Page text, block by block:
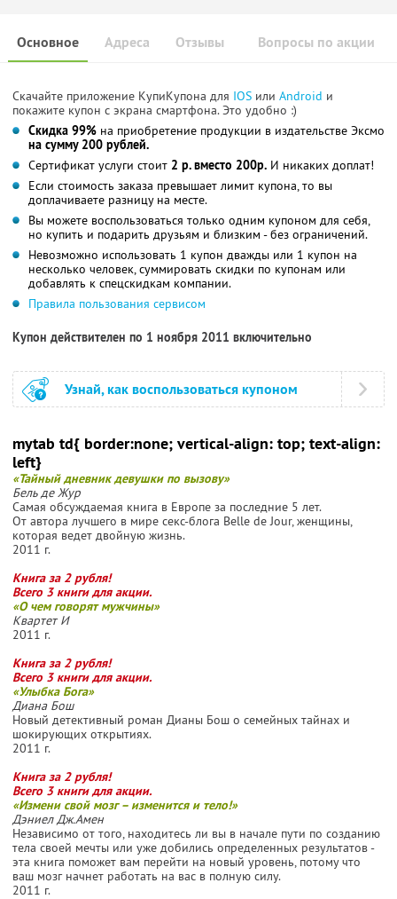
Основное Отзывы Вопросы по акции
Адреса
Скачайте приложение КупиКупона для IOS или Android и
покажите купон с экрана смартфона. Это удобно :)
Скидка 99% на приобретение продукции в издательстве Эксмо
на сумму 200 рублей.
Сертификат услуги стоит 2 р. вместо 200р. И никаких доплат!
Если стоимость заказа превышает лимит купона, то вы
доплачиваете разницу на месте.
Вы можете воспользоваться только одним купоном для себя,
но купить и подарить друзьям и близким - без ограничений.
Невозможно использовать 1 купон дважды или 1 купон на
несколько человек, суммировать скидки по купонам или
добавлять к спецскидкам компании.
Правила пользования сервисом
Купон действителен по 1 ноября 2011 включительно
Узнай, как воспользоваться купоном
mytab td{ border:none; vertical-align: top; text-align:
left}
«Тайный дневник девушки по вызову»
Бель де Жур
Самая обсуждаемая книга в Европе за последние 5 лет.
От автора лучшего в мире секс-блога Belle de Jour, женщины,
которая ведет двойную жизнь.
2011 г.
Книга за 2 рубля!
Всего 3 книги для акции.
«О чем говорят мужчины»
Квартет И
2011 г.
Книга за 2 рубля!
Всего 3 книги для акции.
«Улыбка Бога»
Диана Бош
Новый детективный роман Дианы Бош о семейных тайнах и
шокирующих открытиях.
2011 г.
Книга за 2 рубля!
Всего 3 книги для акции.
«Измени свой мозг – изменится и тело!»
Дэниел Дж.Амен
Независимо от того, находитесь ли вы в начале пути по созданию
тела своей мечты или уже добились определенных результатов -
эта книга поможет вам перейти на новый уровень, потому что
ваш мозг начнет работать на вас в полную силу.
2011 г.